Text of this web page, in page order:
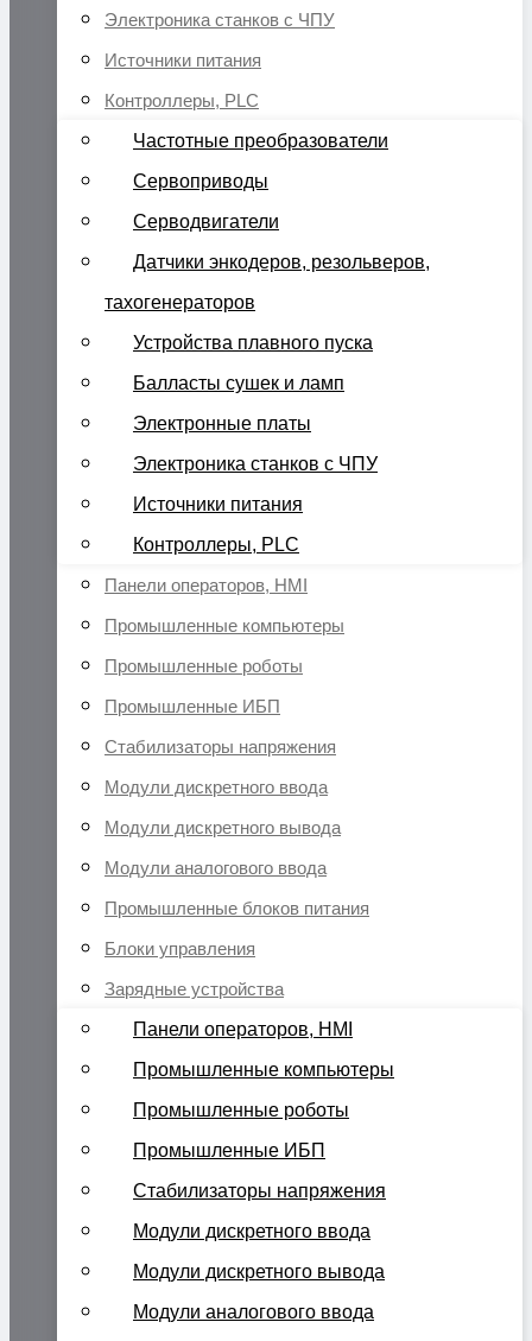
Электроника станков с ЧПУ
Источники питания
Контроллеры, PLC
Частотные преобразователи
Сервоприводы
Серводвигатели
Датчики энкодеров, резольверов,
тахогенераторов
Устройства плавного пуска
Балласты сушек и ламп
Электронные платы
Электроника станков с ЧПУ
Источники питания
Контроллеры, PLC
Панели операторов, HMI
Промышленные компьютеры
Промышленные роботы
Промышленные ИБП
Стабилизаторы напряжения
Модули дискретного ввода
Модули дискретного вывода
Модули аналогового ввода
Промышленные блоков питания
Блоки управления
Зарядные устройства
Панели операторов, HMI
Промышленные компьютеры
Промышленные роботы
Промышленные ИБП
Стабилизаторы напряжения
Модули дискретного ввода
Модули дискретного вывода
Модули аналогового ввода